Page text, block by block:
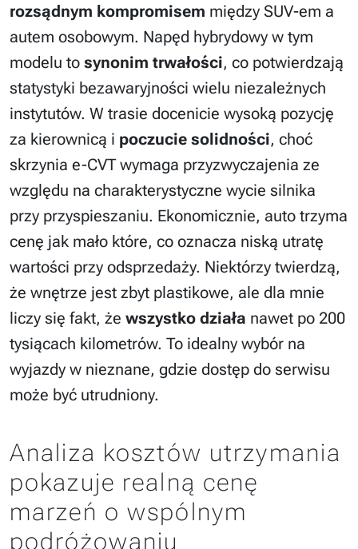
rozsądnym kompromisem między SUV-em a
autem osobowym. Napęd hybrydowy w tym
modelu to synonim trwałości, co potwierdzają
statystyki bezawaryjności wielu niezależnych
instytutów. W trasie docenicie wysoką pozycję
za kierownicą i poczucie solidności, choć
skrzynia e-CVT wymaga przyzwyczajenia ze
względu na charakterystyczne wycie silnika
przy przyspieszaniu. Ekonomicznie, auto trzyma
cenę jak mało które, co oznacza niską utratę
wartości przy odsprzedaży. Niektórzy twierdzą,
że wnętrze jest zbyt plastikowe, ale dla mnie
liczy się fakt, że wszystko działa nawet po 200
tysiącach kilometrów. To idealny wybór na
wyjazdy w nieznane, gdzie dostęp do serwisu
może być utrudniony.
Analiza kosztów utrzymania
pokazuje realną cenę
marzeń o wspólnym
podróżowaniu